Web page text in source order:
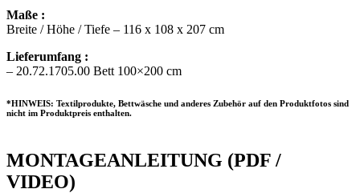
Maße :
Breite / Höhe / Tiefe – 116 x 108 x 207 cm
Lieferumfang :
– 20.72.1705.00 Bett 100×200 cm
*HINWEIS: Textilprodukte, Bettwäsche und anderes Zubehör auf den Produktfotos sind
nicht im Produktpreis enthalten.
MONTAGEANLEITUNG (PDF /
VIDEO)